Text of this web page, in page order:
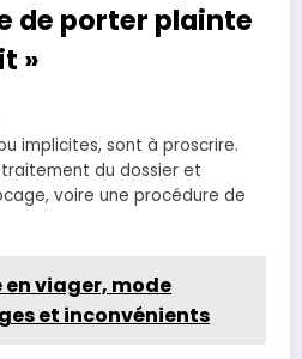
de porter plainte
»
implicites, sont à proscrire.
traitement du dossier et
voire une procédure de
en viager, mode
et inconvénients